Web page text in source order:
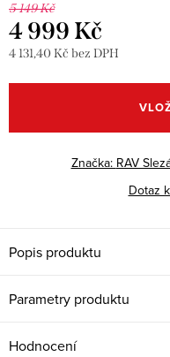
5 149 Kč
4 999 Kč
4 131,40 Kč bez DPH
cena:
Značka: RAV
Dotaz
Popis produktu
Parametry produktu
Hodnocení